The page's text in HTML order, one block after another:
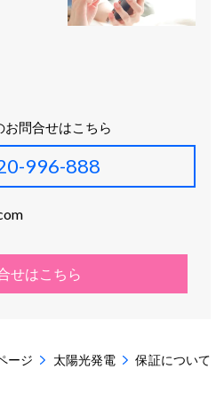
お問合せはこちら
996-888
せはこちら
ージ 太陽光発電 保証について